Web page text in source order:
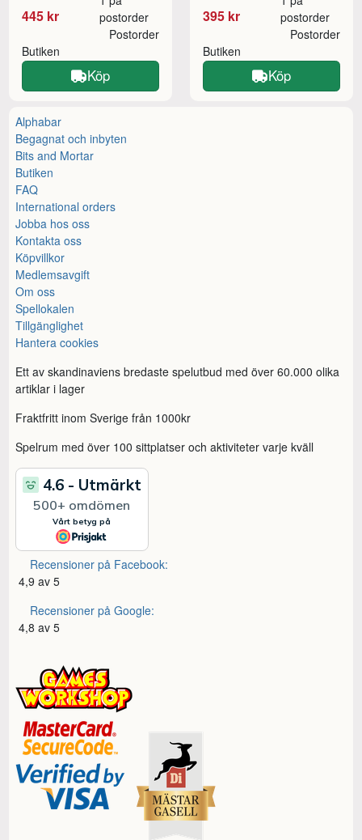
445 kr
postorder
Butiken
Postorder
Köp
395 kr
postorder
Butiken
Postorder
Köp
Alphabar
Begagnat och inbyten
Bits and Mortar
Butiken
FAQ
International orders
Jobba hos oss
Kontakta oss
Köpvillkor
Medlemsavgift
Om oss
Spellokalen
Tillgänglighet
Hantera cookies
Ett av skandinaviens bredaste spelutbud med över 60.000 olika
artiklar i lager
Fraktfritt inom Sverige från 1000kr
Spelrum med över 100 sittplatser och aktiviteter varje kväll
Recensioner på Facebook:
4,9 av 5
Recensioner på Google:
4,8 av 5